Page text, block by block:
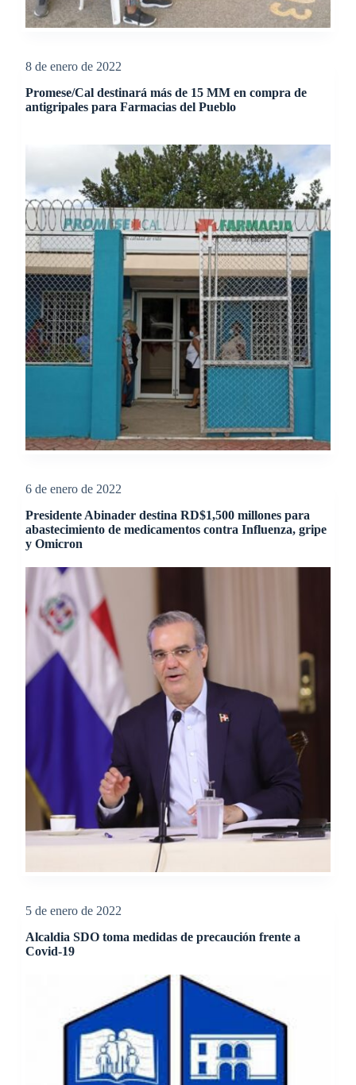
8 de enero de 2022
Promese/Cal destinará más de 15 MM en compra de
antigripales para Farmacias del Pueblo
6 de enero de 2022
Presidente Abinader destina RD$1,500 millones para
abastecimiento de medicamentos contra Influenza, gripe
y Omicron
5 de enero de 2022
Alcaldia SDO toma medidas de precaución frente a
Covid-19